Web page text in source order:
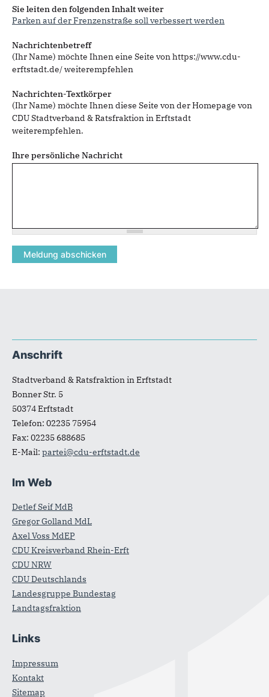
Sie leiten den folgenden Inhalt weiter
Parken auf der Frenzenstraße soll verbessert werden
Nachrichtenbetreff
(Ihr Name) möchte Ihnen eine Seite von https://www.cdu-
erftstadt.de/ weiterempfehlen
Nachrichten-Textkörper
(Ihr Name) möchte Ihnen diese Seite von der Homepage von
CDU Stadtverband & Ratsfraktion in Erftstadt
weiterempfehlen.
Ihre persönliche Nachricht
Fußbereich
Anschrift
Stadtverband & Ratsfraktion in Erftstadt
Bonner Str. 5
50374Erftstadt
Telefon: 02235 75954
Fax: 02235 688685
E-Mail: partei@cdu-erftstadt.de
Im Web
Detlef Seif MdB
Gregor Golland MdL
Axel Voss MdEP
CDU Kreisverband Rhein-Erft
CDU NRW
CDU Deutschlands
Landesgruppe Bundestag
Landtagsfraktion
Links
Impressum
Kontakt
Sitemap